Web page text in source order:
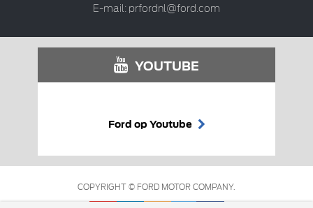
E-mail: prfordnl@ford.com
YOUTUBE
Ford op Youtube
COPYRIGHT © FORD MOTOR COMPANY.